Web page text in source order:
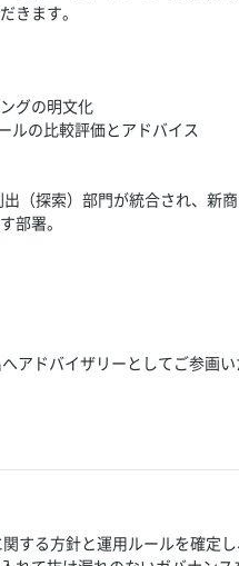
きます。
グの明文化
ルの比較評価とアドバイス
（探索）部門が統合され、新
部署。
アドバイザリーとしてご参画
する方針と運用ルールを確定